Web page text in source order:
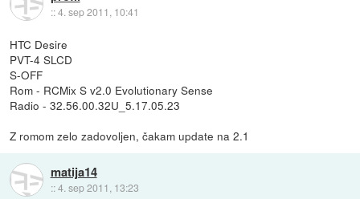
::4. sep 2011, 10:41
HTC Desire
PVT-4 SLCD
S-OFF
Rom - RCMix S v2.0 Evolutionary Sense
Radio - 32.56.00.32U_5.17.05.23
Z romom zelo zadovoljen, čakam update na 2.1
matija14
::4. sep 2011, 13:23